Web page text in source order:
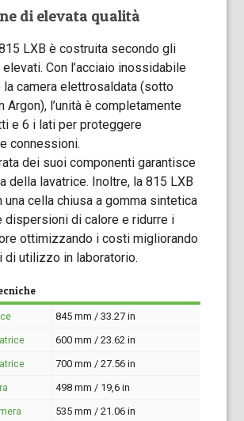
di elevata qualità
LXB è costruita secondo gli
Con l’acciaio inossidabile
la camera elettrosaldata (sotto
Argon), l’unità è completamente
e 6 i lati per proteggere
connessioni.
dei suoi componenti garantisce
della lavatrice. Inoltre, la 815 LXB
una cella chiusa a gomma sintetica
dispersioni di calore e ridurre i
ottimizzando i costi migliorando
di utilizzo in laboratorio.
845 mm / 33.27 in
600 mm / 23.62 in
700 mm / 27.56 in
498 mm / 19,6 in
535 mm / 21.06 in